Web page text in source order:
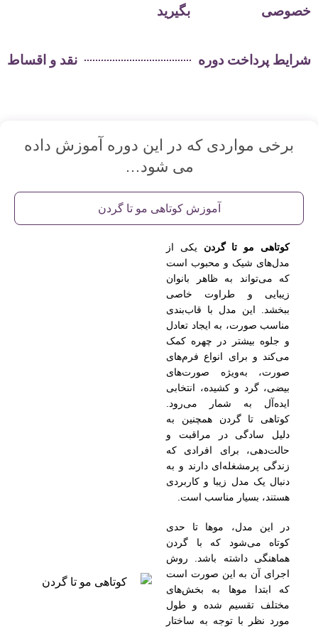
خصوصی
بگیرید
شرایط پرداخت دوره نقد و اقساط
برخی مواردی که در این دوره آموزش داده
می شود…
آموزش کوتاهی مو تا گردن
کوتاهی مو تا گردن یکی از
مدل‌های شیک و محبوب است
که می‌تواند به ظاهر بانوان
زیبایی و طراوت خاصی
ببخشد. این مدل با قاب‌بندی
مناسب صورت، به ایجاد تعادل
و جلوه بیشتر در چهره کمک
می‌کند و برای انواع فرم‌های
صورت، به‌ویژه صورت‌های
بیضی، گرد و کشیده، انتخابی
ایده‌آل به شمار می‌رود.
کوتاهی تا گردن همچنین به
دلیل سادگی در مراقبت و
حالت‌دهی، برای افرادی که
زندگی پرمشغله‌ای دارند و به
دنبال یک مدل زیبا و کاربردی
هستند، بسیار مناسب است.
در این مدل، موها تا حدی
کوتاه می‌شود که با گردن
هماهنگی داشته باشد. روش
اجرای آن به این صورت است
که ابتدا موها به بخش‌های
مختلف تقسیم شده و طول
مورد نظر با توجه به ساختار